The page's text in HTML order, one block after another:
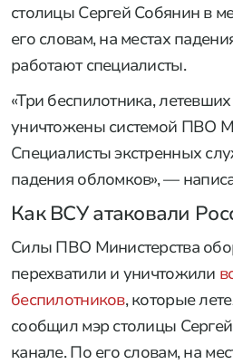
столицы Сергей Собянин в
его словам, на местах
работают специалисты.
«Три беспилотника,
уничтожены системой ПВО
Специалисты экстренных
падения обломков», —
Как ВСУ атаковали
Силы ПВО Министерства
перехватили и уничтожили
беспилотников, которые
сообщил мэр столицы
канале. По его словам, на